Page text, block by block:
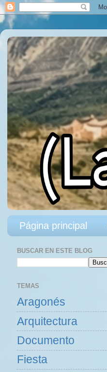
Página principal
BUSCAR EN ESTE BLOG
TEMAS
Aragonés
Arquitectura
Documento
Fiesta